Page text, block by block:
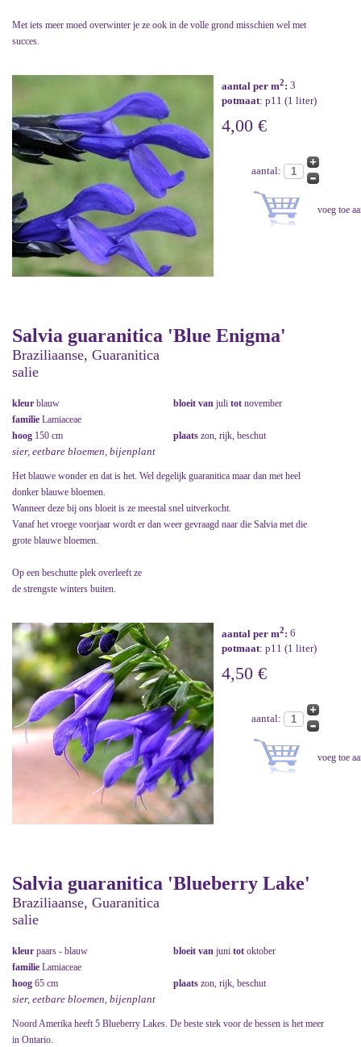
Met iets meer moed overwinter je ze ook in de volle grond misschien wel met
succes.
aantal per m2: 3
potmaat: p11 (1 liter)
4,00 €
aantal:
Salvia guaranitica 'Blue Enigma'
Braziliaanse, Guaranitica
salie
kleur blauw bloeit van juli tot november
familie Lamiaceae
hoog 150 cm plaats zon, rijk, beschut
sier, eetbare bloemen, bijenplant
Het blauwe wonder en dat is het. Wel degelijk guaranitica maar dan met heel
donker blauwe bloemen.
Wanneer deze bij ons bloeit is ze meestal snel uitverkocht.
Vanaf het vroege voorjaar wordt er dan weer gevraagd naar die Salvia met die
grote blauwe bloemen.
Op een beschutte plek overleeft ze
de strengste winters buiten.
aantal per m2: 6
potmaat: p11 (1 liter)
4,50 €
aantal:
Salvia guaranitica 'Blueberry Lake'
Braziliaanse, Guaranitica
salie
kleur paars - blauw bloeit van juni tot oktober
familie Lamiaceae
hoog 65 cm plaats zon, rijk, beschut
sier, eetbare bloemen, bijenplant
Noord Amerika heeft 5 Blueberry Lakes. De beste stek voor de bessen is het meer
in Ontario.